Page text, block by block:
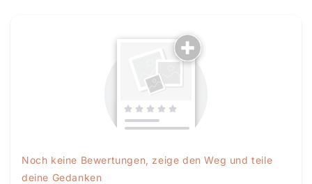
Noch keine Bewertungen, zeige den Weg und teile
deine Gedanken